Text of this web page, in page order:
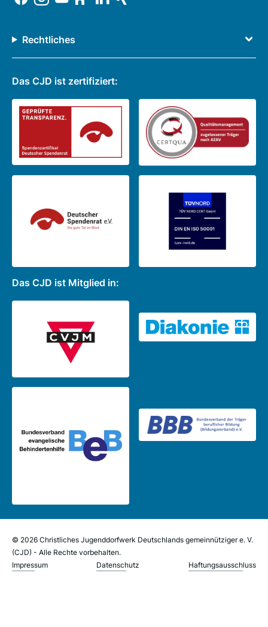
Rechtliches
Das CJD ist zertifiziert:
Das CJD ist Mitglied in:
© 2026 Christliches Jugenddorfwerk Deutschlands gemeinnütziger e. V.
(CJD) - Alle Rechte vorbehalten.
Impressum
Datenschutz Haftungsausschluss